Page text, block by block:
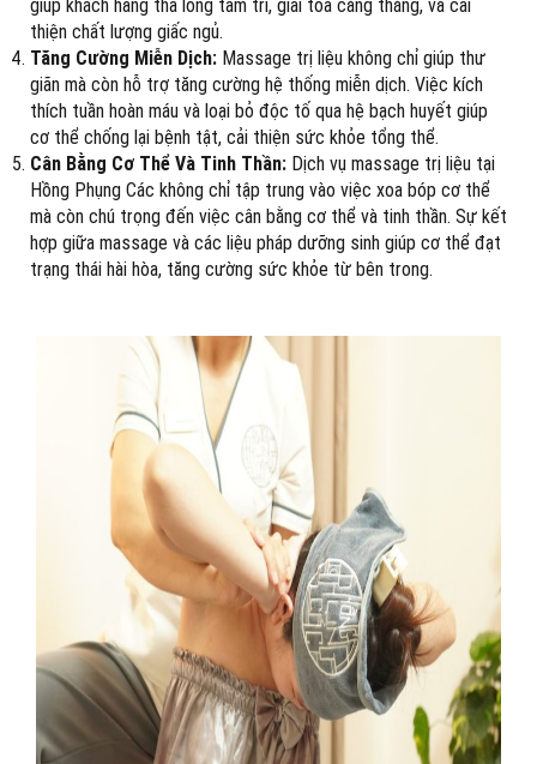
giúp khách hàng thả lỏng tâm trí, giải tỏa căng thẳng, và cải
thiện chất lượng giấc ngủ.
Tăng Cường Miễn Dịch: Massage trị liệu không chỉ giúp thư
giãn mà còn hỗ trợ tăng cường hệ thống miễn dịch. Việc kích
thích tuần hoàn máu và loại bỏ độc tố qua hệ bạch huyết giúp
cơ thể chống lại bệnh tật, cải thiện sức khỏe tổng thể.
Cân Bằng Cơ Thể Và Tinh Thần: Dịch vụ massage trị liệu tại
Hồng Phụng Các không chỉ tập trung vào việc xoa bóp cơ thể
mà còn chú trọng đến việc cân bằng cơ thể và tinh thần. Sự kết
hợp giữa massage và các liệu pháp dưỡng sinh giúp cơ thể đạt
trạng thái hài hòa, tăng cường sức khỏe từ bên trong.